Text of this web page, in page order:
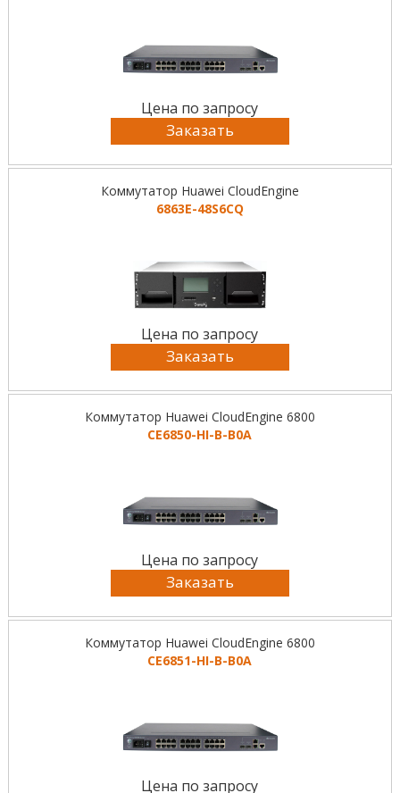
Цена по запросу
Заказать
Коммутатор Huawei CloudEngine
6863E-48S6CQ
Цена по запросу
Заказать
Коммутатор Huawei CloudEngine 6800
CE6850-HI-B-B0A
Цена по запросу
Заказать
Коммутатор Huawei CloudEngine 6800
CE6851-HI-B-B0A
Цена по запросу